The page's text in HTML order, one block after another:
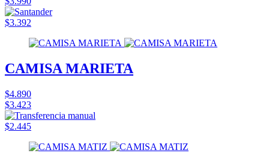
$3.392
CAMISA MARIETA
$4.890
$3.423
$2.445